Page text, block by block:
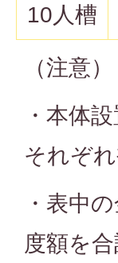
10人槽
（注意）
・本体
それぞ
・表中
度額を